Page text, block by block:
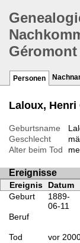
Géromont
Personen
Laloux, Henri
Geburtsname
Geschlecht
Alter beim Tod
Ereignisse
Ereignis Datum
Geburt
1889-
06-11
Beruf
Tod
vor